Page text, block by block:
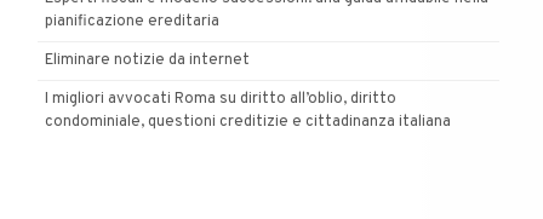
pianificazione ereditaria
Eliminare notizie da internet
I migliori avvocati Roma su diritto all’oblio, diritto
condominiale, questioni creditizie e cittadinanza italiana